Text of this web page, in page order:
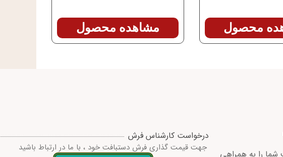
محصول مشاهده محصول
را به همراهی
درخواست کارشناس فرش
جهت قیمت گذاری فرش دستبافت خود ، با ما در ارتباط باشید